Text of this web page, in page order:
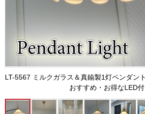
LT-5567 ミルクガラス＆真鍮製1灯ペンダン
おすすめ・お得なLED付